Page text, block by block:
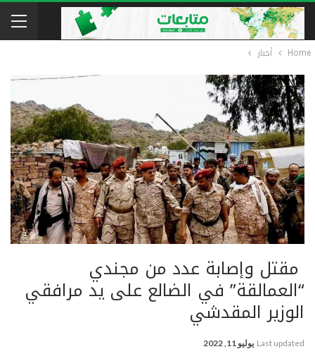
Home أخبار
مقتل وإصابة عدد من مجندي
“العمالقة” في الضالع على يد مرافقي
الوزير المقدشي
Last updated يوليو 11, 2022